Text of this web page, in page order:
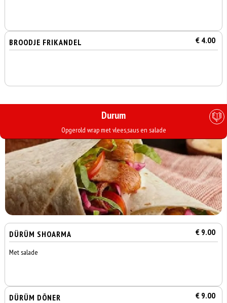
BROODJE FRIKANDEL € 4.00
Durum
Opgerold wrap met vlees,saus en salade
DÜRÜM SHOARMA € 9.00
Met salade
DÜRÜM DÖNER € 9.00